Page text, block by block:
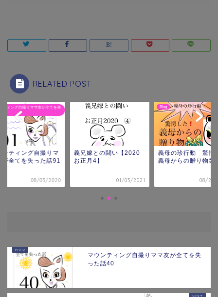
RELATED POST
ティング自撮りママ友が全てを失
ンティング自撮りマ
が全てを失った話91
08/03/2020
義兄嫁との闘い【2020
お正月4】
01/03/2021
Blog
義母の珍行動 驚愕
義母からの贈り物②
08/27/
マウンティング自撮りママ友が全てを失
った話40